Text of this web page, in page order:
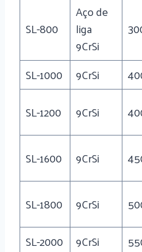
SL-800
Aço de
liga
9CrSi
SL-1000 9CrSi
SL-1200
9CrSi
SL-1600 9CrSi
SL-1800 9CrSi
SL-2000
9CrSi